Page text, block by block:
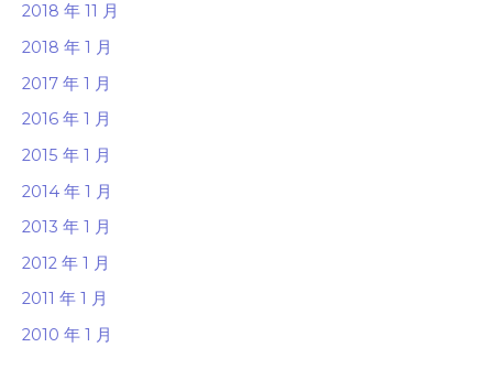
2018 年 11 月
2018 年 1 月
2017 年 1 月
2016 年 1 月
2015 年 1 月
2014 年 1 月
2013 年 1 月
2012 年 1 月
2011 年 1 月
2010 年 1 月